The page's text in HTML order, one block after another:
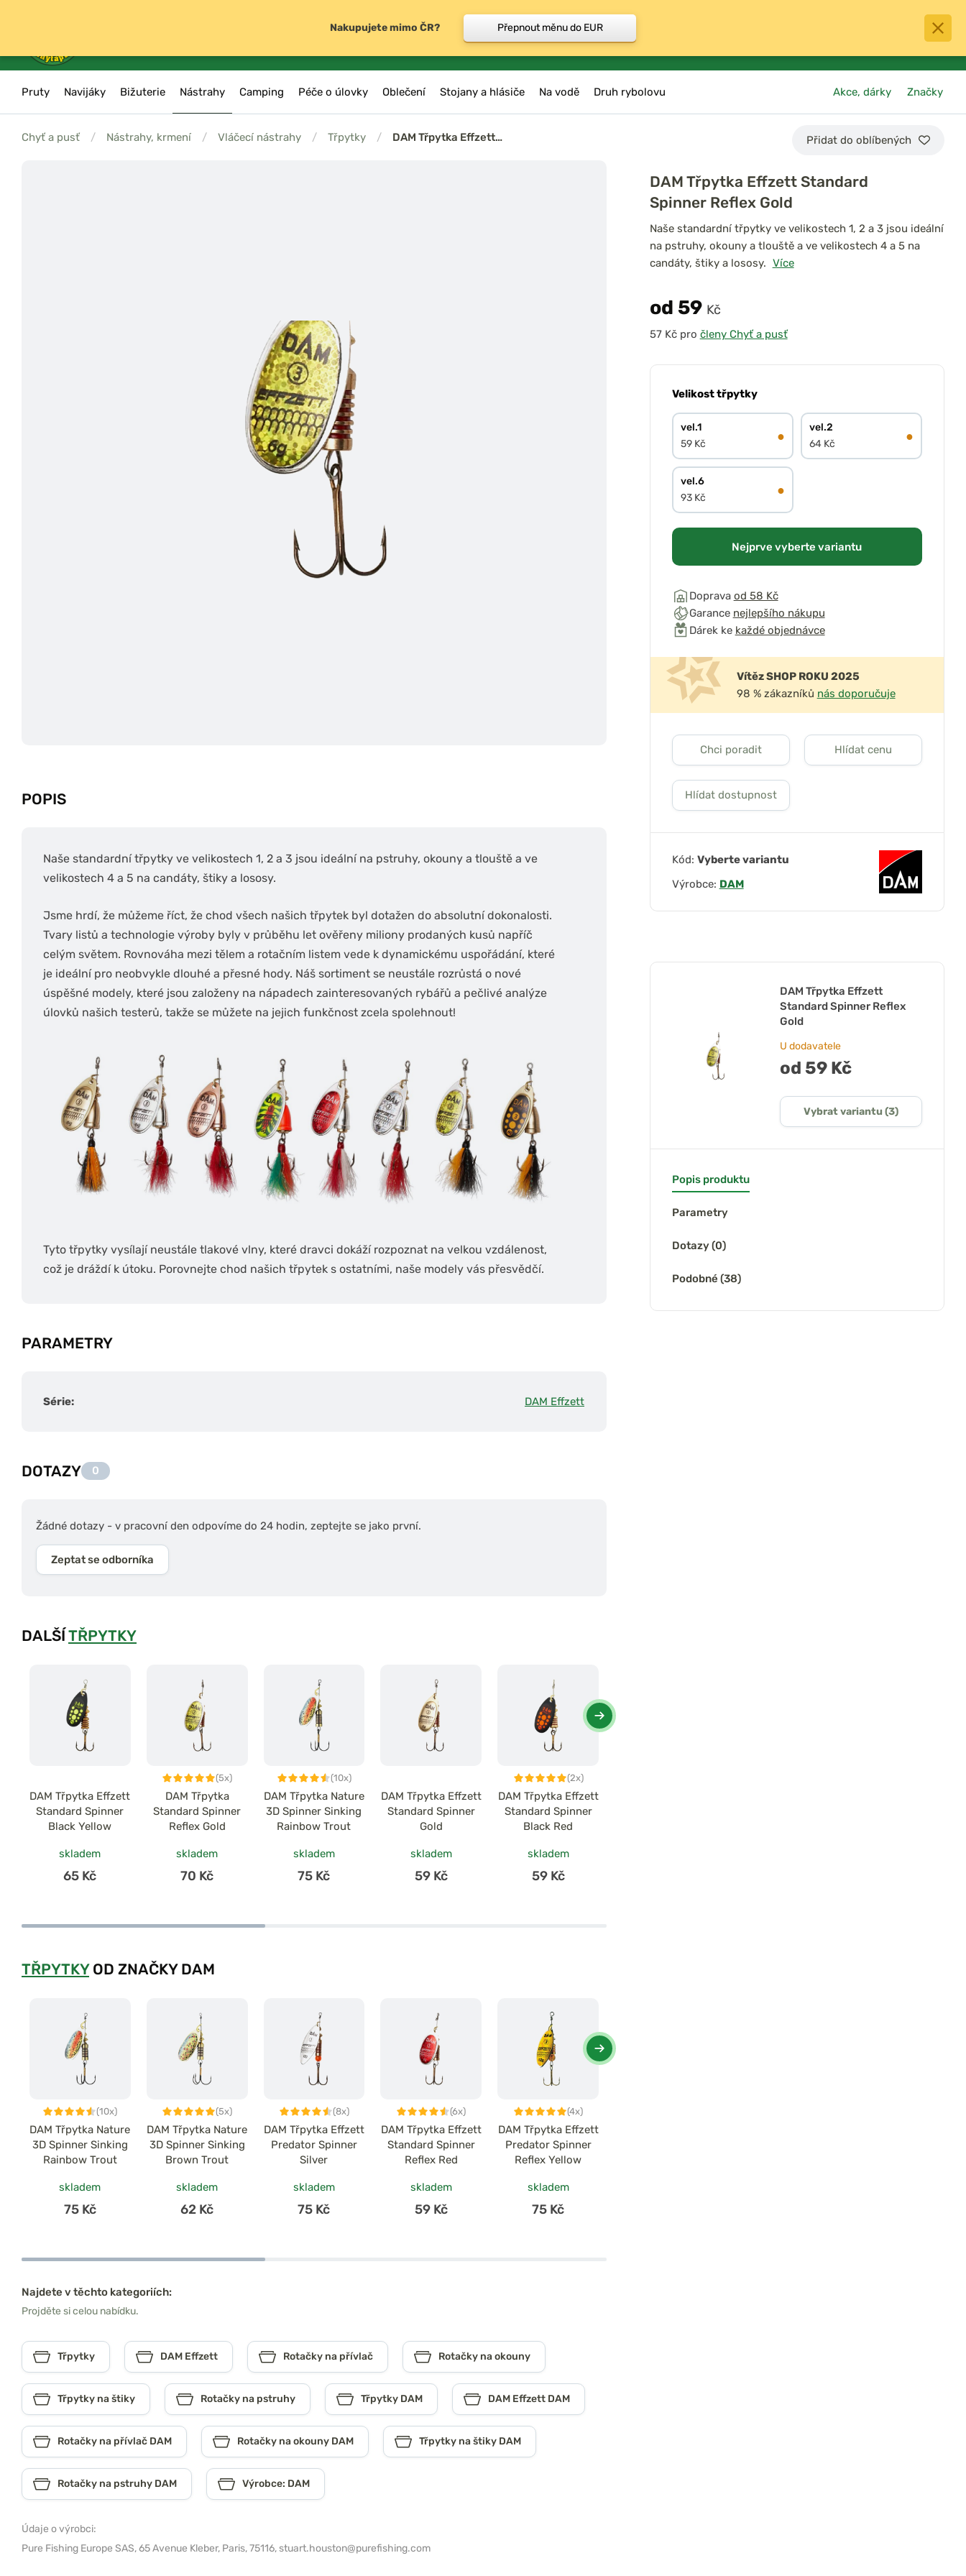
0
košík
Pruty Navijáky Bižuterie Nástrahy Camping Péče o úlovky Oblečení Stojany a hlásiče Na vodě Druh rybolovu Akce, dárky Značky
Chyť a pusť / Nástrahy, krmení / Vláčecí nástrahy / Třpytky / DAM Třpytka Effzett… Přidat do oblíbených
POPIS
Naše standardní třpytky ve velikostech 1, 2 a 3 jsou ideální na pstruhy, okouny a tlouště a ve
velikostech 4 a 5 na candáty, štiky a lososy.
Jsme hrdí, že můžeme říct, že chod všech našich třpytek byl dotažen do absolutní dokonalosti.
Tvary listů a technologie výroby byly v průběhu let ověřeny miliony prodaných kusů napříč
celým světem. Rovnováha mezi tělem a rotačním listem vede k dynamickému uspořádání, které
je ideální pro neobvykle dlouhé a přesné hody. Náš sortiment se neustále rozrůstá o nové
úspěšné modely, které jsou založeny na nápadech zainteresovaných rybářů a pečlivé analýze
úlovků našich testerů, takže se můžete na jejich funkčnost zcela spolehnout!
Tyto třpytky vysílají neustále tlakové vlny, které dravci dokáží rozpoznat na velkou vzdálenost,
což je dráždí k útoku. Porovnejte chod našich třpytek s ostatními, naše modely vás přesvědčí.
PARAMETRY
Série: DAM Effzett
DOTAZY 0
Žádné dotazy - v pracovní den odpovíme do 24 hodin, zeptejte se jako první.
Zeptat se odborníka
DALŠÍTŘPYTKY
DAM Třpytka Effzett
Standard Spinner
Black Yellow
skladem
65 Kč
(5x)
DAM Třpytka
Standard Spinner
Reflex Gold
skladem
70 Kč
(10x)
DAM Třpytka Nature
3D Spinner Sinking
Rainbow Trout
skladem
75 Kč
DAM Třpytka Effzett
Standard Spinner
Gold
skladem
59 Kč
(2x)
DAM Třpytka Effzett
Standard Spinner
Black Red
skladem
59 Kč
TŘPYTKYOD ZNAČKY DAM
(10x)
DAM Třpytka Nature
3D Spinner Sinking
Rainbow Trout
skladem
75 Kč
(5x)
DAM Třpytka Nature
3D Spinner Sinking
Brown Trout
skladem
62 Kč
(8x)
DAM Třpytka Effzett
Predator Spinner
Silver
skladem
75 Kč
(6x)
DAM Třpytka Effzett
Standard Spinner
Reflex Red
skladem
59 Kč
(4x)
DAM Třpytka Effzett
Predator Spinner
Reflex Yellow
skladem
75 Kč
Najdete v těchto kategoriích:
Projděte si celou nabídku.
Třpytky DAM Effzett Rotačky na přívlač Rotačky na okouny
Třpytky na štiky Rotačky na pstruhy Třpytky DAM DAM Effzett DAM
Rotačky na přívlač DAM Rotačky na okouny DAM Třpytky na štiky DAM
Rotačky na pstruhy DAM Výrobce: DAM
Údaje o výrobci:
Pure Fishing Europe SAS,65 Avenue Kleber, Paris, 75116,stuart.houston@purefishing.com
DAM Třpytka Effzett Standard
Spinner Reflex Gold
Naše standardní třpytky ve velikostech 1, 2 a 3 jsou ideální
na pstruhy, okouny a tlouště a ve velikostech 4 a 5 na
candáty, štiky a lososy. Více
od 59 Kč
pro členy Chyť a pusť
Velikost třpytky
vel.1
59 Kč
●
vel.2
64 Kč
●
vel.6
93 Kč
●
Nejprve vyberte variantu
Doprava od 58 Kč
Garance nejlepšího nákupu
Dárek ke každé objednávce
Vítěz SHOP ROKU 2025
98 % zákazníků nás doporučuje
Chci poradit Hlídat cenu
Hlídat dostupnost
Kód: Vyberte variantu
Výrobce: DAM
DAM Třpytka Effzett
Standard Spinner Reflex
Gold
U dodavatele
od 59 Kč
Vybrat variantu (3)
Popis produktu
Parametry
Dotazy (0)
Podobné (38)
Nakupujete mimo ČR? Přepnout měnu do EUR